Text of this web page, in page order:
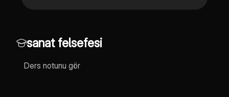
sanat felsefesi
Ders notunu gör